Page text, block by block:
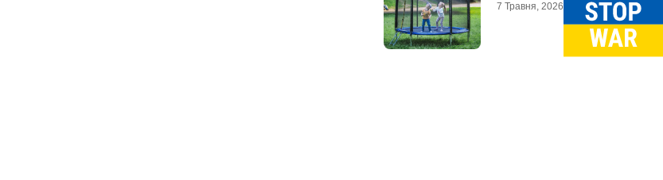
7 Травня, 2026